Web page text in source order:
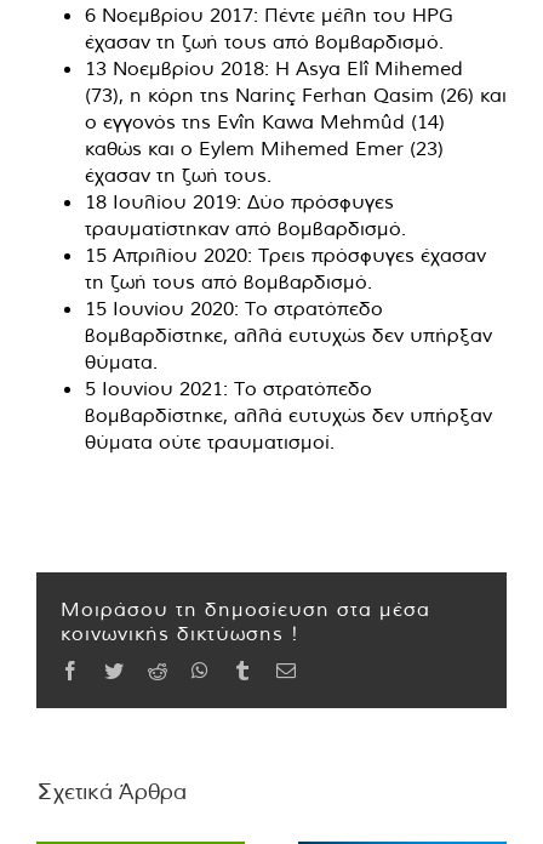
6 Νοεμβρίου 2017: Πέντε μέλη του HPG
έχασαν τη ζωή τους από βομβαρδισμό.
13 Νοεμβρίου 2018: Η Asya Elî Mihemed
(73), η κόρη της Narinç Ferhan Qasim (26) και
ο εγγονός της Evîn Kawa Mehmûd (14)
καθώς και ο Eylem Mihemed Emer (23)
έχασαν τη ζωή τους.
18 Ιουλίου 2019: Δύο πρόσφυγες
τραυματίστηκαν από βομβαρδισμό.
15 Απριλίου 2020: Τρεις πρόσφυγες έχασαν
τη ζωή τους από βομβαρδισμό.
15 Ιουνίου 2020: Το στρατόπεδο
βομβαρδίστηκε, αλλά ευτυχώς δεν υπήρξαν
θύματα.
5 Ιουνίου 2021: Το στρατόπεδο
βομβαρδίστηκε, αλλά ευτυχώς δεν υπήρξαν
θύματα ούτε τραυματισμοί.
Μοιράσου τη δημοσίευση στα μέσα
κοινωνικής δικτύωσης !
Facebook
TwitterReddit WhatsApp
TumblrEmail
Σχετικά Άρθρα